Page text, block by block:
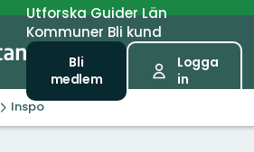
UtforskaGuiderLän
Kommuner Bli kund
Bli
medlem
Logga
in
Inspo